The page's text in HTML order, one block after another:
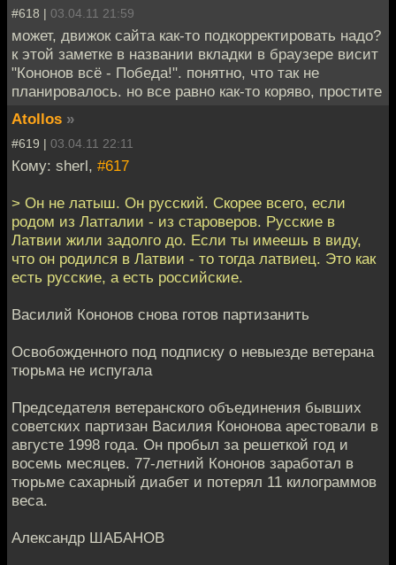
#618 | 03.04.11 21:59
может, движок сайта как-то подкорректировать надо?
к этой заметке в названии вкладки в браузере висит
"Кононов всё - Победа!". понятно, что так не
планировалось. но все равно как-то коряво, простите
Atollos »
#619 | 03.04.11 22:11
Кому: sherl, #617
> Он не латыш. Он русский. Скорее всего, если
родом из Латгалии - из староверов. Русские в
Латвии жили задолго до. Если ты имеешь в виду,
что он родился в Латвии - то тогда латвиец. Это как
есть русские, а есть российские.
Василий Кононов снова готов партизанить
Освобожденного под подписку о невыезде ветерана
тюрьма не испугала
Председателя ветеранского объединения бывших
советских партизан Василия Кононова арестовали в
августе 1998 года. Он пробыл за решеткой год и
восемь месяцев. 77-летний Кононов заработал в
тюрьме сахарный диабет и потерял 11 килограммов
веса.
Александр ШАБАНОВ